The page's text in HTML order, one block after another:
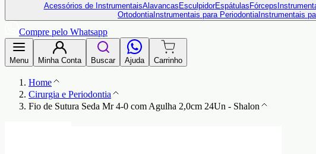
Acessórios de InstrumentaisAlavancas EsculpidorEspátulas Fórceps
Ortodontia Instrumentais para Periodontia Instrumentais
Compre pelo Whatsapp
Menu Minha Conta Buscar Ajuda Carrinho
Home
Cirurgia e Periodontia
Fio de Sutura Seda Mr 4-0 com Agulha 2,0cm 24Un - Shalon